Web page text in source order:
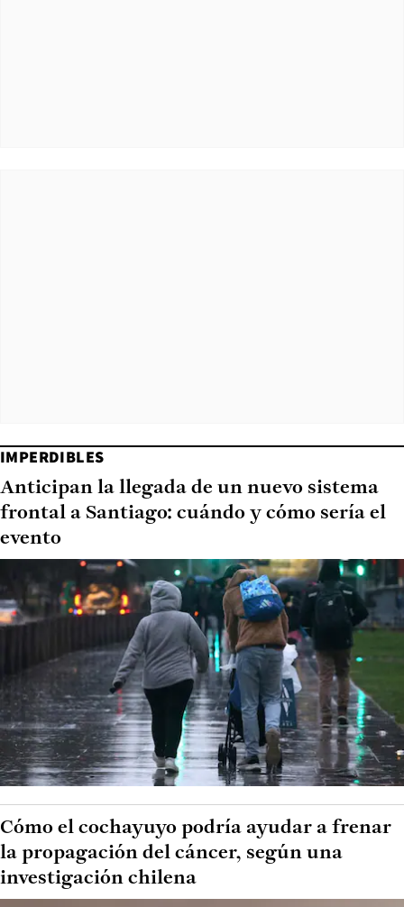
IMPERDIBLES
Anticipan la llegada de un nuevo sistema
frontal a Santiago: cuándo y cómo sería el
evento
Cómo el cochayuyo podría ayudar a frenar
la propagación del cáncer, según una
investigación chilena